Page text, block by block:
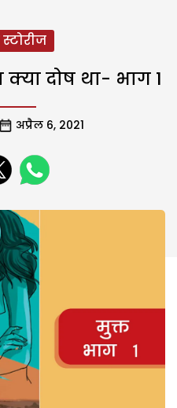
दोष था- भाग 1
अप्रैल 6, 2021